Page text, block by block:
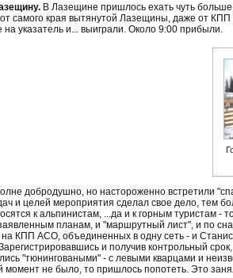
В Лазещине пришлось ехать чуть
самого края вытянутой Лазещины, даже от
указатель и... выиграли. Около 9:00 прибыли.
добродушно, но настороженно встретили
и целей мероприятия сделал свое дело, тем
к альпинистам, ...да и к горным туристам -
планам, и "маршрутный лист", и по
КПП АСО, объединенных в одну сеть - и
и получив контрольный
"тюнинговаными" - с левыми кварцами и
момент не было, то пришлось попотеть. Это